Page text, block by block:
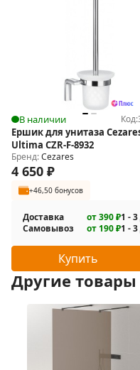
В наличии Код:
Ершик для унитаза
Ultima CZR-F-8932
Бренд:Cezares
4 650 ₽
+46,50 бонусов
Доставка от 390 ₽1 -
Самовывоз
от 190 ₽1 -
Купить
Другие товары